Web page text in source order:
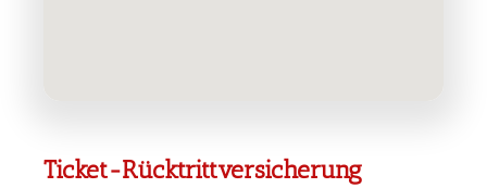
Ticket-Rücktrittversicherung